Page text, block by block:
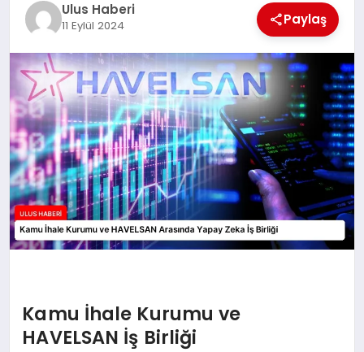
Ulus Haberi
11 Eylül 2024 Paylaş
Kamu İhale Kurumu ve
HAVELSAN İş Birliği